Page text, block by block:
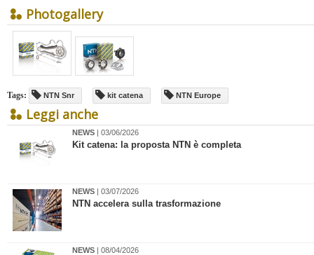
Photogallery
Tags: NTN Snr kit catena NTN Europe
Leggi anche
NEWS | 03/06/2026
Kit catena: la proposta NTN è completa
NEWS | 03/07/2026
​NTN accelera sulla trasformazione
NEWS | 08/04/2026